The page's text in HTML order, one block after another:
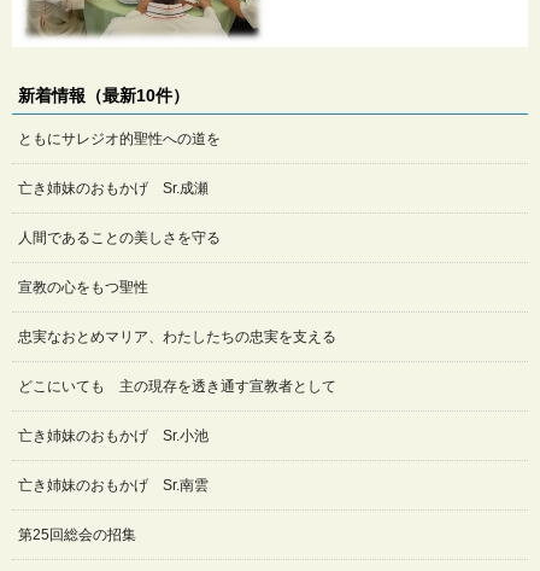
新着情報（最新10件）
ともにサレジオ的聖性への道を
亡き姉妹のおもかげ Sr.成瀬
人間であることの美しさを守る
宣教の心をもつ聖性
忠実なおとめマリア、わたしたちの忠実を支える
どこにいても 主の現存を透き通す宣教者として
亡き姉妹のおもかげ Sr.小池
亡き姉妹のおもかげ Sr.南雲
第25回総会の招集